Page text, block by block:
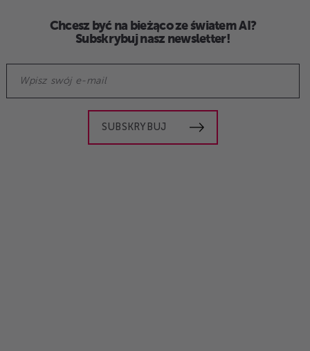
Chcesz być na bieżąco ze światem AI?
Subskrybuj nasz newsletter!
SUBSKRYBUJ